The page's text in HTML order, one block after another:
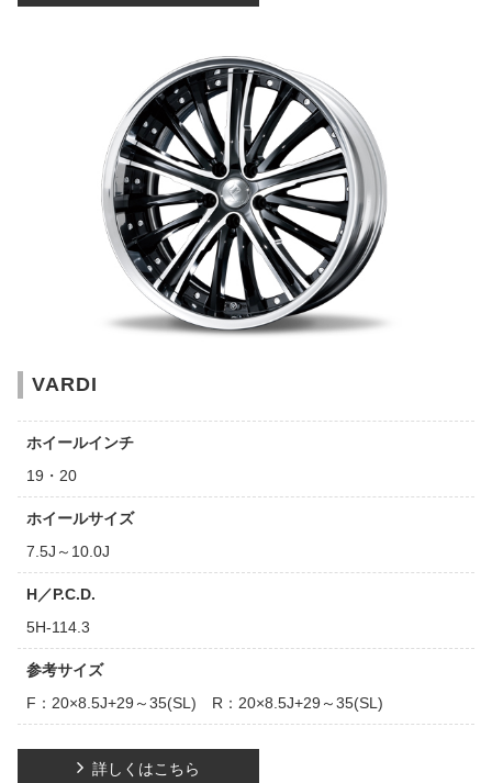
VARDI
ホイールインチ
19・20
ホイールサイズ
7.5J～10.0J
H／P.C.D.
5H-114.3
参考サイズ
F：20×8.5J+29～35(SL) R：20×8.5J+29～35(SL)
詳しくはこちら